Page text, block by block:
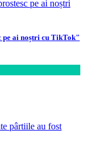
pe ai noștri cu TikTok"